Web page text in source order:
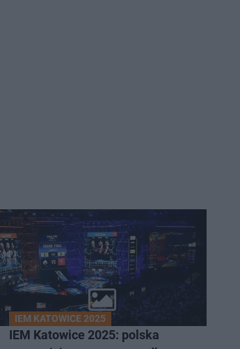
IEM KATOWICE 2025
IEM Katowice 2025: polska